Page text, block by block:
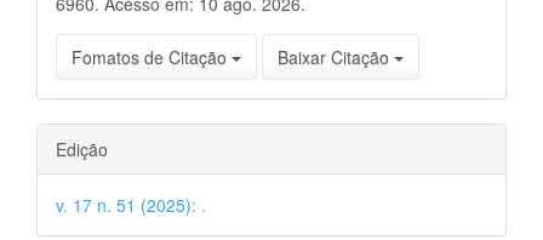
Fomatos de Citação Baixar Citação
Edição
v. 17 n. 51 (2025): .